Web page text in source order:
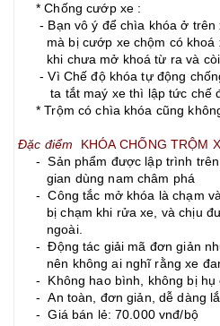
* Chống cướp xe :
- Bạn vô ý để chìa khóa ở
mà bị cướp xe chộm có
khi chưa mở khoá từ ra và
- Vì Chế độ khóa tự động
ta tắt maý xe thì lập tức chế
* Trộm có chìa khóa cũng
Đặc điểm KHÓA CHỐNG TRỘM
- Sản phẩm được lập trình
gian dùng nam châm phá
- Công tắc mở khóa là chạm
bị chạm khi rửa xe, và chịu
ngoài.
- Động tác giải mã đơn giản
nên không ai nghĩ rằng xe
- Không hao bình, không bị hụ
- An toàn, đơn giản, dễ dàng
- Giá bán lẻ: 70.000 vnđ/bộ